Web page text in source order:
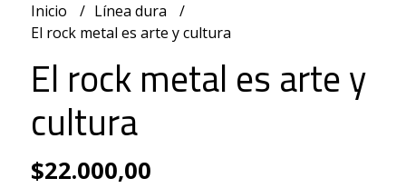
Inicio
Línea dura
El rock metal es arte y cultura
El rock metal es arte y
cultura
$22.000,00